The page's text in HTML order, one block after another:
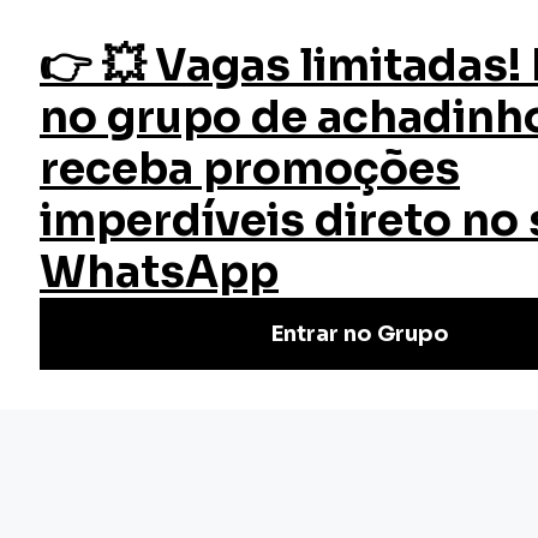
fazer login
Início Cursos Cursos Gratuitos Gestão de Cargos e Salários
Curso Gestão de Cargos e
Salários
empresa com o Curso de Gestão de Cargos e Salários da
EW Cursos você aprenderá isso e muito mais.